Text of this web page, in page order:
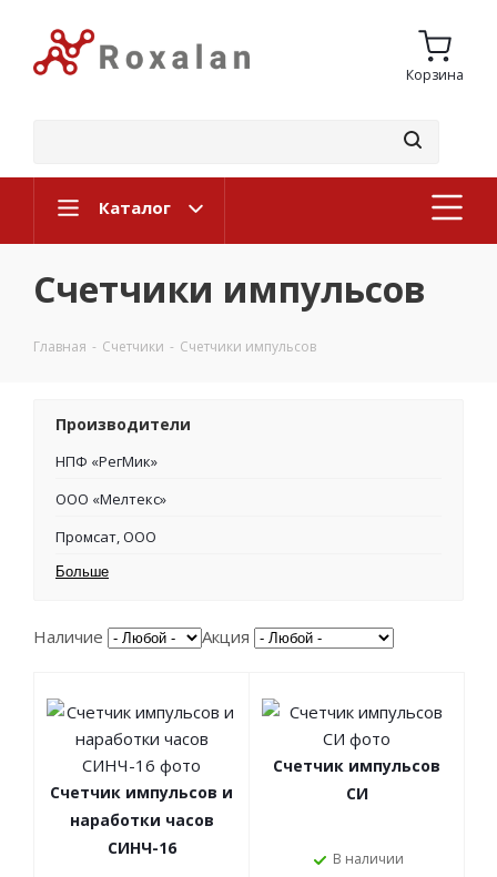
Корзина
Каталог
Счетчики импульсов
Главная - Счетчики - Счетчики импульсов
Производители
НПФ «РегМик»
ООО «Мелтекс»
Промсат, ООО
Больше
Наличие Акция
Счетчик импульсов и
наработки часов
СИНЧ-16
Счетчик импульсов
СИ
В наличии